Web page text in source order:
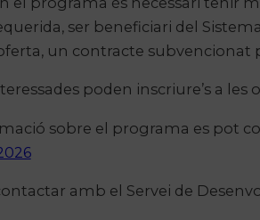
ser beneficiari del
un contracte
poden inscriure’s a
sobre el programa es pot
amb el Servei de